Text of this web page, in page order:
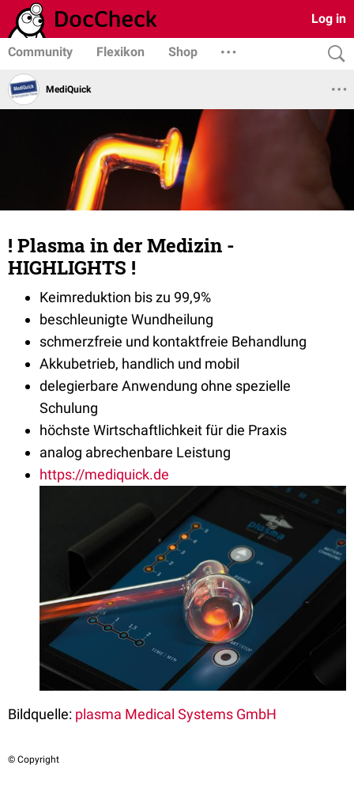
Log in
Community Flexikon Shop
MediQuick
! Plasma in der Medizin -
HIGHLIGHTS !
Keimreduktion bis zu 99,9%
beschleunigte Wundheilung
schmerzfreie und kontaktfreie Behandlung
Akkubetrieb, handlich und mobil
delegierbare Anwendung ohne spezielle
Schulung
höchste Wirtschaftlichkeit für die Praxis
analog abrechenbare Leistung
https://mediquick.de
Bildquelle: plasma Medical Systems GmbH
© Copyright